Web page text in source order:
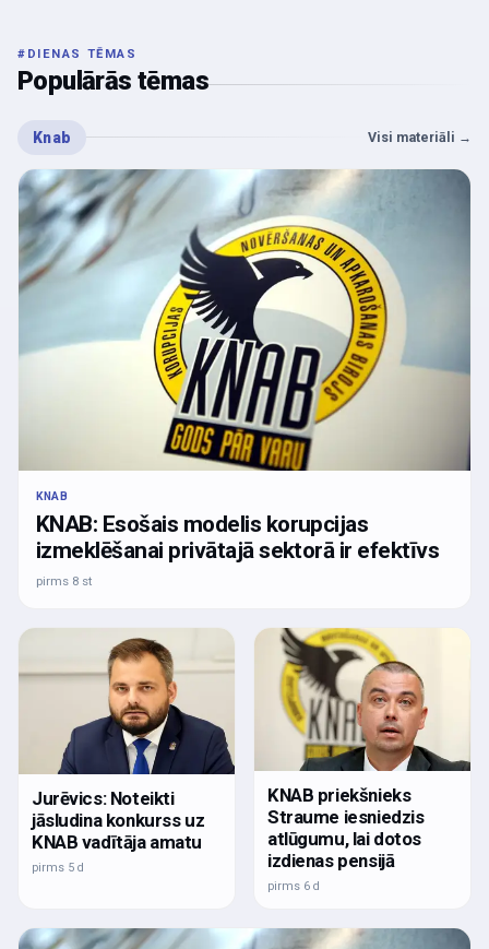
# DIENAS TĒMAS
Populārās tēmas
Knab Visi materiāli →
KNAB
KNAB: Esošais modelis korupcijas
izmeklēšanai privātajā sektorā ir efektīvs
pirms 8 st
Jurēvics: Noteikti
jāsludina konkurss uz
KNAB vadītāja amatu
pirms 5 d
KNAB priekšnieks
Straume iesniedzis
atlūgumu, lai dotos
izdienas pensijā
pirms 6 d